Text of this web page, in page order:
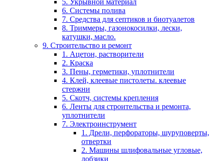
5. Укрывной материал
6. Системы полива
7. Средства для септиков и биотуалетов
8. Триммеры, газонокосилки, лески,
катушки, масло.
9. Строительство и ремонт
1. Ацетон, растворители
2. Краска
3. Пены, герметики, уплотнители
4. Клей, клеевые пистолеты. клеевые
стержни
5. Скотч, системы крепления
6. Ленты для строительства и ремонта,
уплотнители
7. Электроинструмент
1. Дрели, перфораторы, шуруповерты,
отвертки
2. Машины шлифовальные угловые,
лобзики